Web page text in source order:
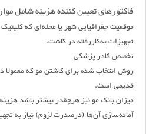
فاکتورهای تعیین کننده هزینه شامل
موقعیت جغرافیایی شهر یا محله‌ای که
تجهیزات به‌کاررفته در کاشت.
تخصص کادر پزشکی
روش انتخاب شده برای کاشتن مو که
قدیمی است.
میزان بانک مو نیز هرچقدر بیشتر باشد
آماده‌سازی آن‌ها (درصدرت لزوم) نیاز به